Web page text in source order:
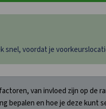
snel, voordat je
van invloed zijn op de
bepalen en hoe je deze kunt